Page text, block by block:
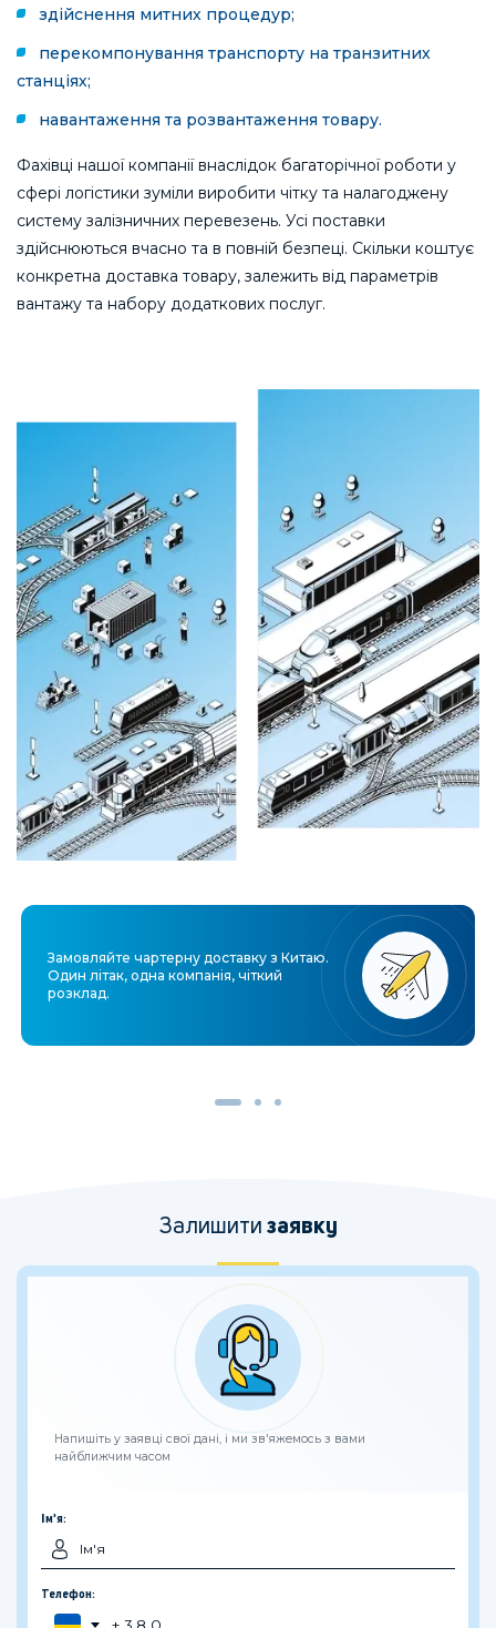
здійснення митних процедур;
перекомпонування транспорту на транзитних
станціях;
навантаження та розвантаження товару.
Фахівці нашої компанії внаслідок багаторічної роботи у
сфері логістики зуміли виробити чітку та налагоджену
систему залізничних перевезень. Усі поставки
здійснюються вчасно та в повній безпеці. Скільки коштує
конкретна доставка товару, залежить від параметрів
вантажу та набору додаткових послуг.
Замовляйте чартерну доставку з Китаю.
Один літак, одна компанія, чіткий
розклад.
Залишити заявку
Напишіть у заявці свої дані, і ми зв'яжемось з вами
найближчим часом
Ім'я:
Телефон: